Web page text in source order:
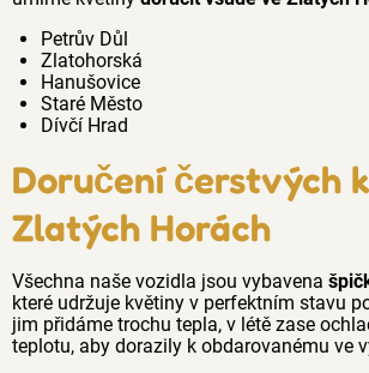
Petrův Důl
Zlatohorská
Hanušovice
Staré Město
Dívčí Hrad
Doručení čerstvých
Zlatých Horách
Všechna naše vozidla jsou vybavena
které udržuje květiny v perfektním stavu
jim přidáme trochu tepla, v létě zase
teplotu, aby dorazily k obdarovanému ve